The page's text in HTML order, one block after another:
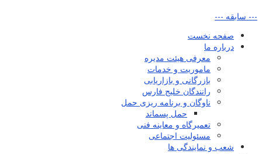
--- سابقه ---
صفحه نخست
درباره ما
معرفی هیئت مدیره
ماموریت و خدمات
بازرگانی و بازاریابی
رانندگان خلیج فارس
ناوگان و برنامه ریزی حمل
حمل پسماند
تعمیرگاه و معاینه فنی
مسئولیت اجتماعی
شعب و نمایندگی ها